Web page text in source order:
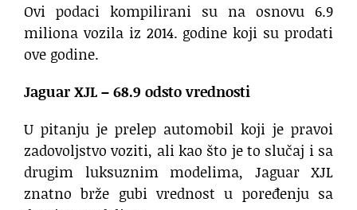
Ovi podaci kompilirani su na osnovu 6.9
miliona vozila iz 2014. godine koji su prodati
ove godine.
Jaguar XJL – 68.9 odsto vrednosti
U pitanju je prelep automobil koji je pravoi
zadovoljstvo voziti, ali kao što je to slučaj i sa
drugim luksuznim modelima, Jaguar XJL
znatno brže gubi vrednost u poređenju sa